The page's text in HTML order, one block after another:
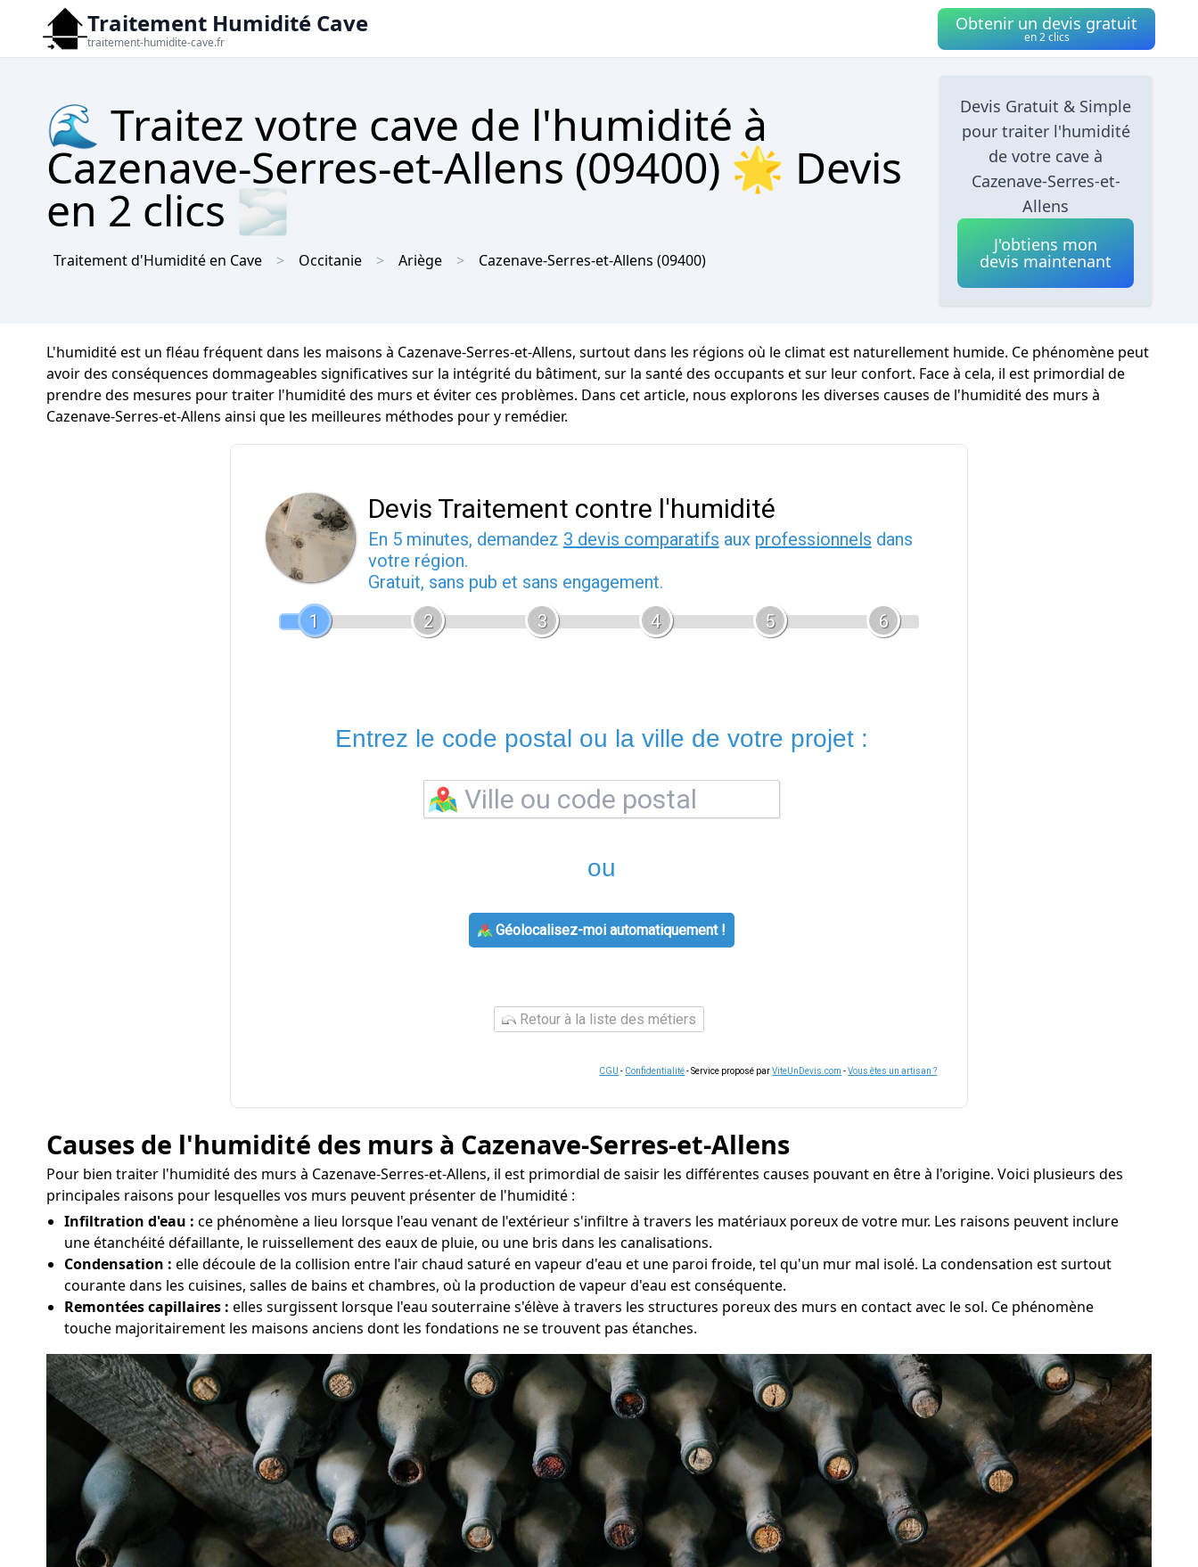
Traitement Humidité Cave
traitement-humidite-cave.fr
Obtenir un devis gratuit
en 2 clics
🌊 Traitez votre cave de l'humidité à
Cazenave-Serres-et-Allens (09400) 🌟 Devis
en 2 clics 🌫
Traitement d'Humidité en Cave Occitanie Ariège Cazenave-Serres-et-Allens (09400)
Devis Gratuit & Simple
pour traiter l'humidité
de votre cave à
Cazenave-Serres-et-
Allens
J'obtiens mon
devis maintenant
L'humidité est un fléau fréquent dans les maisons à Cazenave-Serres-et-Allens, surtout dans les régions où le climat est naturellement humide. Ce phénomène peut
avoir des conséquences dommageables significatives sur la intégrité du bâtiment, sur la santé des occupants et sur leur confort. Face à cela, il est primordial de
prendre des mesures pour traiter l'humidité des murs et éviter ces problèmes. Dans cet article, nous explorons les diverses causes de l'humidité des murs à
Cazenave-Serres-et-Allens ainsi que les meilleures méthodes pour y remédier.
Devis Traitement contre l'humidité
En 5 minutes, demandez 3 devis comparatifs aux professionnels dans
votre région.
Gratuit, sans pub et sans engagement.
1
2 3 4 5 6
Entrez le code postal ou la ville de votre projet :
ou
Géolocalisez-moi automatiquement !
Retour à la liste des métiers
CGU - Confidentialité- Service proposé parViteUnDevis.com -Vous êtes un artisan ?
Causes de l'humidité des murs à Cazenave-Serres-et-Allens
Pour bien traiter l'humidité des murs à Cazenave-Serres-et-Allens, il est primordial de saisir les différentes causes pouvant en être à l'origine. Voici plusieurs des
principales raisons pour lesquelles vos murs peuvent présenter de l'humidité :
Infiltration d'eau : ce phénomène a lieu lorsque l'eau venant de l'extérieur s'infiltre à travers les matériaux poreux de votre mur. Les raisons peuvent inclure
une étanchéité défaillante, le ruissellement des eaux de pluie, ou une bris dans les canalisations.
Condensation : elle découle de la collision entre l'air chaud saturé en vapeur d'eau et une paroi froide, tel qu'un mur mal isolé. La condensation est surtout
courante dans les cuisines, salles de bains et chambres, où la production de vapeur d'eau est conséquente.
Remontées capillaires : elles surgissent lorsque l'eau souterraine s'élève à travers les structures poreux des murs en contact avec le sol. Ce phénomène
touche majoritairement les maisons anciens dont les fondations ne se trouvent pas étanches.